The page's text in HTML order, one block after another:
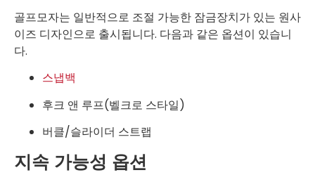
골프모자는 일반적으로 조절 가능한 잠금장치가 있는 원사
이즈 디자인으로 출시됩니다. 다음과 같은 옵션이 있습니
다.
스냅백
후크 앤 루프(벨크로 스타일)
버클/슬라이더 스트랩
지속 가능성 옵션